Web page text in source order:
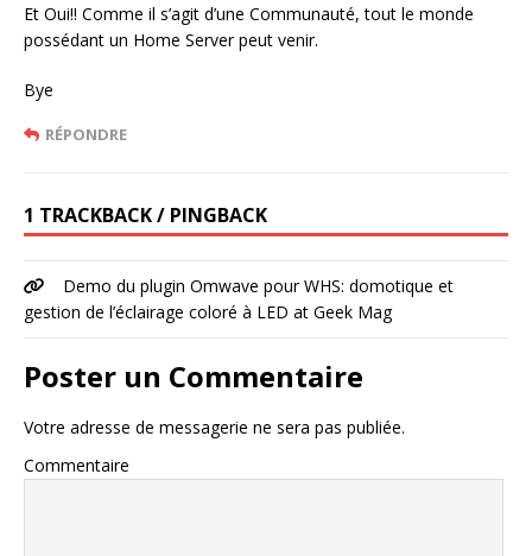
Et Oui!! Comme il s’agit d’une Communauté, tout le monde
possédant un Home Server peut venir.
Bye
RÉPONDRE
1 TRACKBACK / PINGBACK
Demo du plugin Omwave pour WHS: domotique et
gestion de l’éclairage coloré à LED at Geek Mag
Poster un Commentaire
Votre adresse de messagerie ne sera pas publiée.
Commentaire